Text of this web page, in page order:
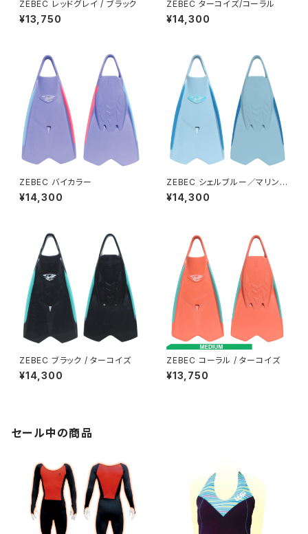
ZEBEC レッドグレイ / ブラック
¥13,750
ZEBEC ターコイズ/コーラル
¥14,300
ZEBEC バイカラー
¥14,300
ZEBEC シェルブルー／マリンブ
ルー
¥14,300
ZEBEC ブラック / ターコイズ
¥14,300
ZEBEC コーラル / ターコイズ
¥13,750
セール中の商品